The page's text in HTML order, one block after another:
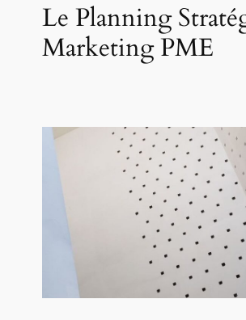
Le Planning
Marketing PME